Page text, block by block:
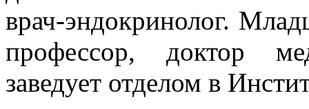
врач-эндокринолог.
профессор, доктор
заведует отделом в